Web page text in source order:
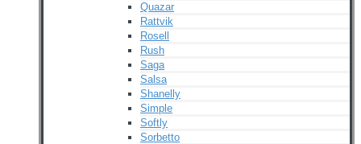
Quazar
Rattvik
Rosell
Rush
Saga
Salsa
Shanelly
Simple
Softly
Sorbetto